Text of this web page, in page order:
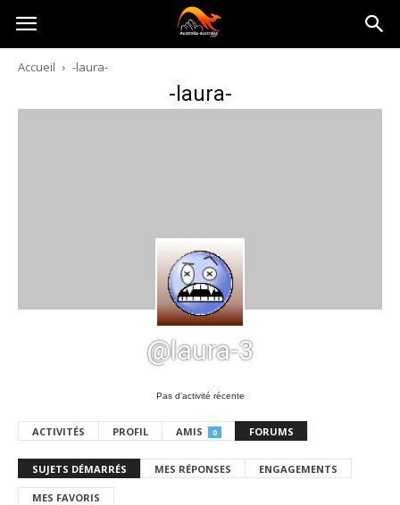
Australia-
australie.com
Accueil -laura-
-laura-
@laura-3
Pas d’activité récente
ACTIVITÉS PROFIL AMIS 0 FORUMS
SUJETS DÉMARRÉS MES RÉPONSES ENGAGEMENTS
MES FAVORIS